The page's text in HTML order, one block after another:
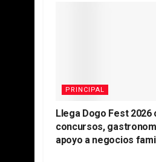
PRINCIPAL
Llega Dogo Fest 2026
concursos,
apoyo a negocios